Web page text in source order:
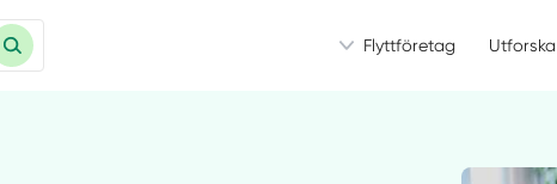
Flyttföretag Utforska